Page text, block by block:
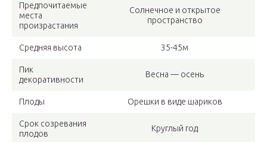
Предпочитаемые
места
произрастания
Солнечное и открытое
пространство
Средняя высота 35-45м
Пик
декоративности
Весна — осень
Плоды Орешки в виде шариков
Срок созревания
плодов
Круглый год